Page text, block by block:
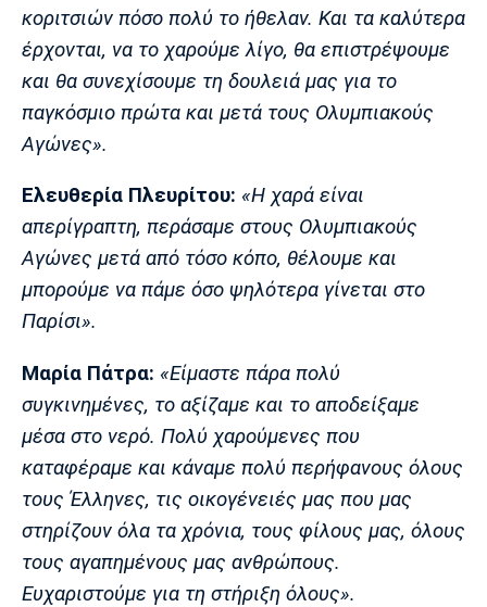
κοριτσιών πόσο πολύ το ήθελαν. Και τα καλύτερα
έρχονται, να το χαρούμε λίγο, θα επιστρέψουμε
και θα συνεχίσουμε τη δουλειά μας για το
παγκόσμιο πρώτα και μετά τους Ολυμπιακούς
Αγώνες».
Ελευθερία Πλευρίτου: «Η χαρά είναι
απερίγραπτη, περάσαμε στους Ολυμπιακούς
Αγώνες μετά από τόσο κόπο, θέλουμε και
μπορούμε να πάμε όσο ψηλότερα γίνεται στο
Παρίσι».
Μαρία Πάτρα: «Είμαστε πάρα πολύ
συγκινημένες, το αξίζαμε και το αποδείξαμε
μέσα στο νερό. Πολύ χαρούμενες που
καταφέραμε και κάναμε πολύ περήφανους όλους
τους Έλληνες, τις οικογένειές μας που μας
στηρίζουν όλα τα χρόνια, τους φίλους μας, όλους
τους αγαπημένους μας ανθρώπους.
Ευχαριστούμε για τη στήριξη όλους».